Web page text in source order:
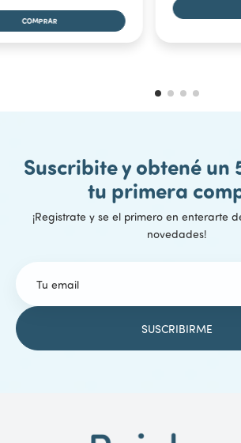
COMPRAR
Suscribite y obtené un
tu primera
¡Registrate y se el primero en enterarte
novedades!